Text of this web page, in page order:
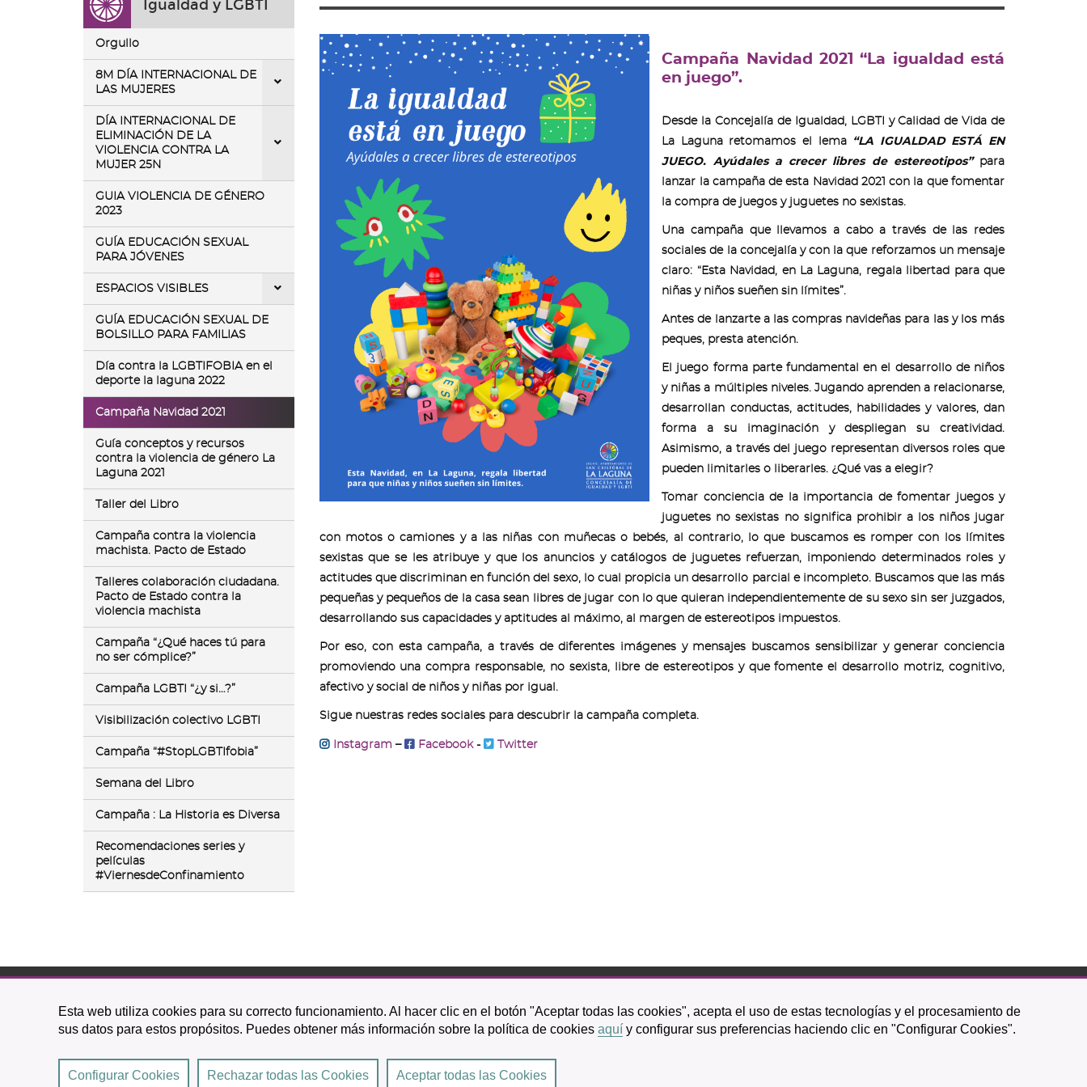
Esta web utiliza cookies para su correcto funcionamiento. Al hacer clic en el botón "Aceptar todas las cookies", acepta el uso de estas tecnologías y el procesamiento de
sus datos para estos propósitos. Puedes obtener más información sobre la política de cookies aquí y configurar sus preferencias haciendo clic en "Configurar Cookies".
Configurar Cookies Rechazar todas las Cookies Aceptar todas las Cookies
ir
a
la
de
inicio
Igualdad y LGBTI
Orgullo
8M DÍA INTERNACIONAL DE
LAS MUJERES
DÍA INTERNACIONAL DE
ELIMINACIÓN DE LA
VIOLENCIA CONTRA LA
MUJER 25N
GUIA VIOLENCIA DE GÉNERO
2023
GUÍA EDUCACIÓN SEXUAL
PARA JÓVENES
ESPACIOS VISIBLES
GUÍA EDUCACIÓN SEXUAL DE
BOLSILLO PARA FAMILIAS
Día contra la LGBTIFOBIA en el
deporte la laguna 2022
Campaña Navidad 2021
Guía conceptos y recursos
contra la violencia de género La
Laguna 2021
Taller del Libro
Campaña contra la violencia
machista. Pacto de Estado
Talleres colaboración ciudadana.
Pacto de Estado contra la
violencia machista
Campaña “¿Qué haces tú para
no ser cómplice?”
Campaña LGBTI “¿y si…?”
Visibilización colectivo LGBTI
Campaña “#StopLGBTIfobia”
Semana del Libro
Campaña : La Historia es Diversa
Recomendaciones series y
películas
#ViernesdeConfinamiento
Campaña Navidad 2021 “La igualdad está
en juego”.
Desde la Concejalía de Igualdad, LGBTI y Calidad de Vida de
La Laguna retomamos el lema
“LA IGUALDAD ESTÁ EN
JUEGO. Ayúdales a crecer libres de estereotipos” para
lanzar la campaña de esta Navidad 2021 con la que fomentar
la compra de juegos y juguetes no sexistas.
Una campaña que llevamos a cabo a través de las redes
sociales de la concejalía y con la que reforzamos un mensaje
claro: “Esta Navidad, en La Laguna, regala libertad para que
niñas y niños sueñen sin límites”.
Antes de lanzarte a las compras navideñas para las y los más
peques, presta atención.
El juego forma parte fundamental en el desarrollo de niños
y niñas a múltiples niveles. Jugando aprenden a relacionarse,
desarrollan conductas, actitudes, habilidades y valores, dan
forma a su imaginación y despliegan su creatividad.
Asimismo, a través del juego representan diversos roles que
pueden limitarles o liberarles. ¿Qué vas a elegir?
Tomar conciencia de la importancia de fomentar juegos y
juguetes no sexistas no significa prohibir a los niños jugar
con motos o camiones y a las niñas con muñecas o bebés, al contrario, lo que buscamos es romper con los límites
sexistas que se les atribuye y que los anuncios y catálogos de juguetes refuerzan, imponiendo determinados roles y
actitudes que discriminan en función del sexo, lo cual propicia un desarrollo parcial e incompleto. Buscamos que las más
pequeñas y pequeños de la casa sean libres de jugar con lo que quieran independientemente de su sexo sin ser juzgados,
desarrollando sus capacidades y aptitudes al máximo, al margen de estereotipos impuestos.
Por eso, con esta campaña, a través de diferentes imágenes y mensajes buscamos sensibilizar y generar conciencia
promoviendo una compra responsable, no sexista, libre de estereotipos y que fomente el desarrollo motriz, cognitivo,
afectivo y social de niños y niñas por igual.
Sigue nuestras redes sociales para descubrir la campaña completa.
Instagram – Facebook- Twitter
38201 La Laguna
922 601 100
Icono
circular
Icono Icono
circular
IconoIcono
circular
Icono